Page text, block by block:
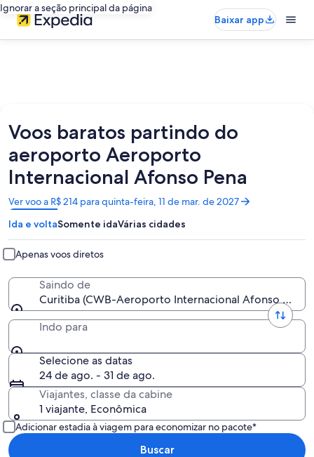
Ignorar a seção principal da página
Baixar app
Voos baratos partindo do
aeroporto Aeroporto
Internacional Afonso Pena
Ver voo a R$ 214 para quinta-feira, 11 de mar. de 2027
Abre
em
uma
nova
janela
Ida e voltaSomente idaVárias cidades
Apenas voos diretos
Saindo de
Curitiba (CWB-Aeroporto Internacional Afonso Pena)
Indo para
Selecione as datas
24 de ago. - 31 de ago.
Viajantes, classe da cabine
1 viajante, Econômica
Adicionar estadia à viagem para economizar no pacote*
Buscar